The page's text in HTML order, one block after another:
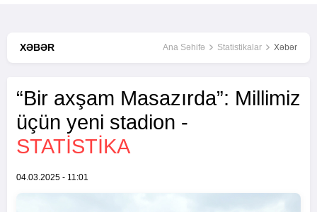
XƏBƏR Ana Səhifə Statistikalar Xəbər
“Bir axşam Masazırda”: Millimiz
üçün yeni stadion -
STATİSTİKA
04.03.2025 - 11:01